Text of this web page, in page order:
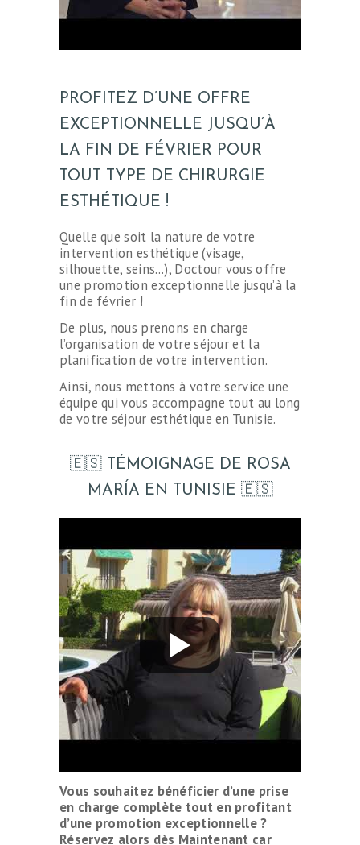
PROFITEZ D’UNE OFFRE
EXCEPTIONNELLE JUSQU’À
LA FIN DE FÉVRIER POUR
TOUT TYPE DE CHIRURGIE
ESTHÉTIQUE !
Quelle que soit la nature de votre
intervention esthétique (visage,
silhouette, seins…), Doctour vous offre
une promotion exceptionnelle jusqu’à la
fin de février !
De plus, nous prenons en charge
l’organisation de votre séjour et la
planification de votre intervention.
Ainsi, nous mettons à votre service une
équipe qui vous accompagne tout au long
de votre séjour esthétique en Tunisie.
🇪🇸 TÉMOIGNAGE DE ROSA
MARÍA EN TUNISIE 🇪🇸
Vous souhaitez bénéficier d’une prise
en charge complète tout en profitant
d’une promotion exceptionnelle ?
Réservez alors dès Maintenant car